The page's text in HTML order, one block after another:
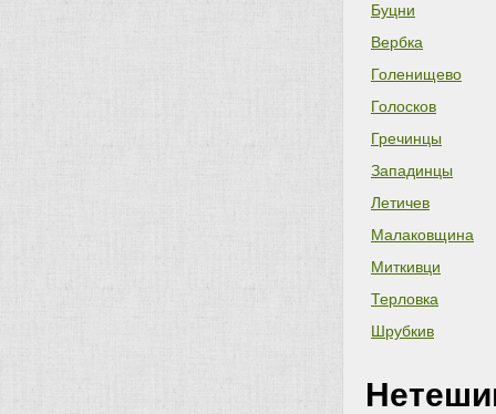
Буцни
Вербка
Голенищево
Голосков
Гречинцы
Западинцы
Летичев
Малаковщина
Миткивци
Терловка
Шрубкив